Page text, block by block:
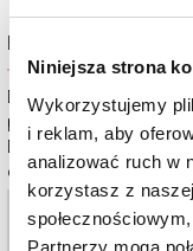
Niniejsza strona
Wykorzystujemy
i reklam, aby
analizować ruch w
korzystasz z
Partnerzy mogą
Eleganckie opakowanie
Dbanie o obrączki
pielęgnowanie uczucia,
Dlatego do każdej pary
oraz specjalną